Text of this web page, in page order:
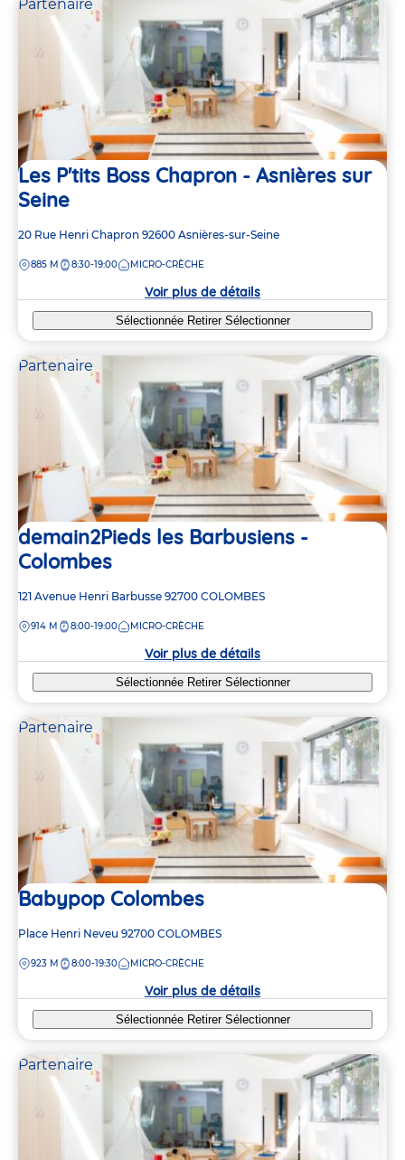
Partenaire
Les P'tits Boss Chapron - Asnières sur
Seine
Adresse
la
20 Rue Henri Chapron 92600 Asnières-sur-Seine
DISTANCE
885 M 8:30-19:00 MICRO-CRÈCHE
Voir plus de détails
Sélectionnée Retirer Sélectionner
Partenaire
demain2Pieds les Barbusiens -
Colombes
Adresse
la
121 Avenue Henri Barbusse 92700 COLOMBES
DISTANCE
914 M 8:00-19:00 MICRO-CRÈCHE
Voir plus de détails
Sélectionnée Retirer Sélectionner
Partenaire
Babypop Colombes
Adresse
la
Place Henri Neveu 92700 COLOMBES
DISTANCE
923 M 8:00-19:30 MICRO-CRÈCHE
Voir plus de détails
Sélectionnée Retirer Sélectionner
Partenaire
12
16
26
11